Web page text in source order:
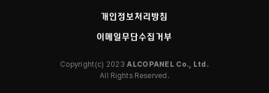
개인정보처리방침
이메일무단수집거부
Copyright(c) 2023ALCOPANEL Co., Ltd.
All Rights Reserved.